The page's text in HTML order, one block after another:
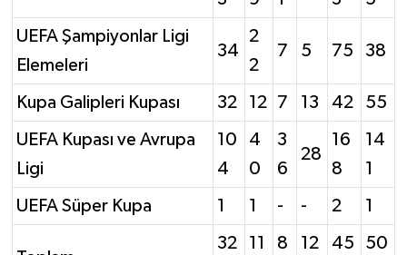
UEFA Şampiyonlar Ligi
Elemeleri
34
2
2
7 5 75 38
Kupa Galipleri Kupası 32 12 7 13 42 55
UEFA Kupası ve Avrupa
Ligi
10
4
4
0
3
6
28
16
8
14
1
UEFA Süper Kupa 1 1 - - 2 1
32
11
8
12
45
50